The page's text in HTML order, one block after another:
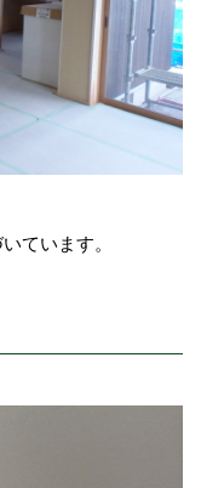
ています。